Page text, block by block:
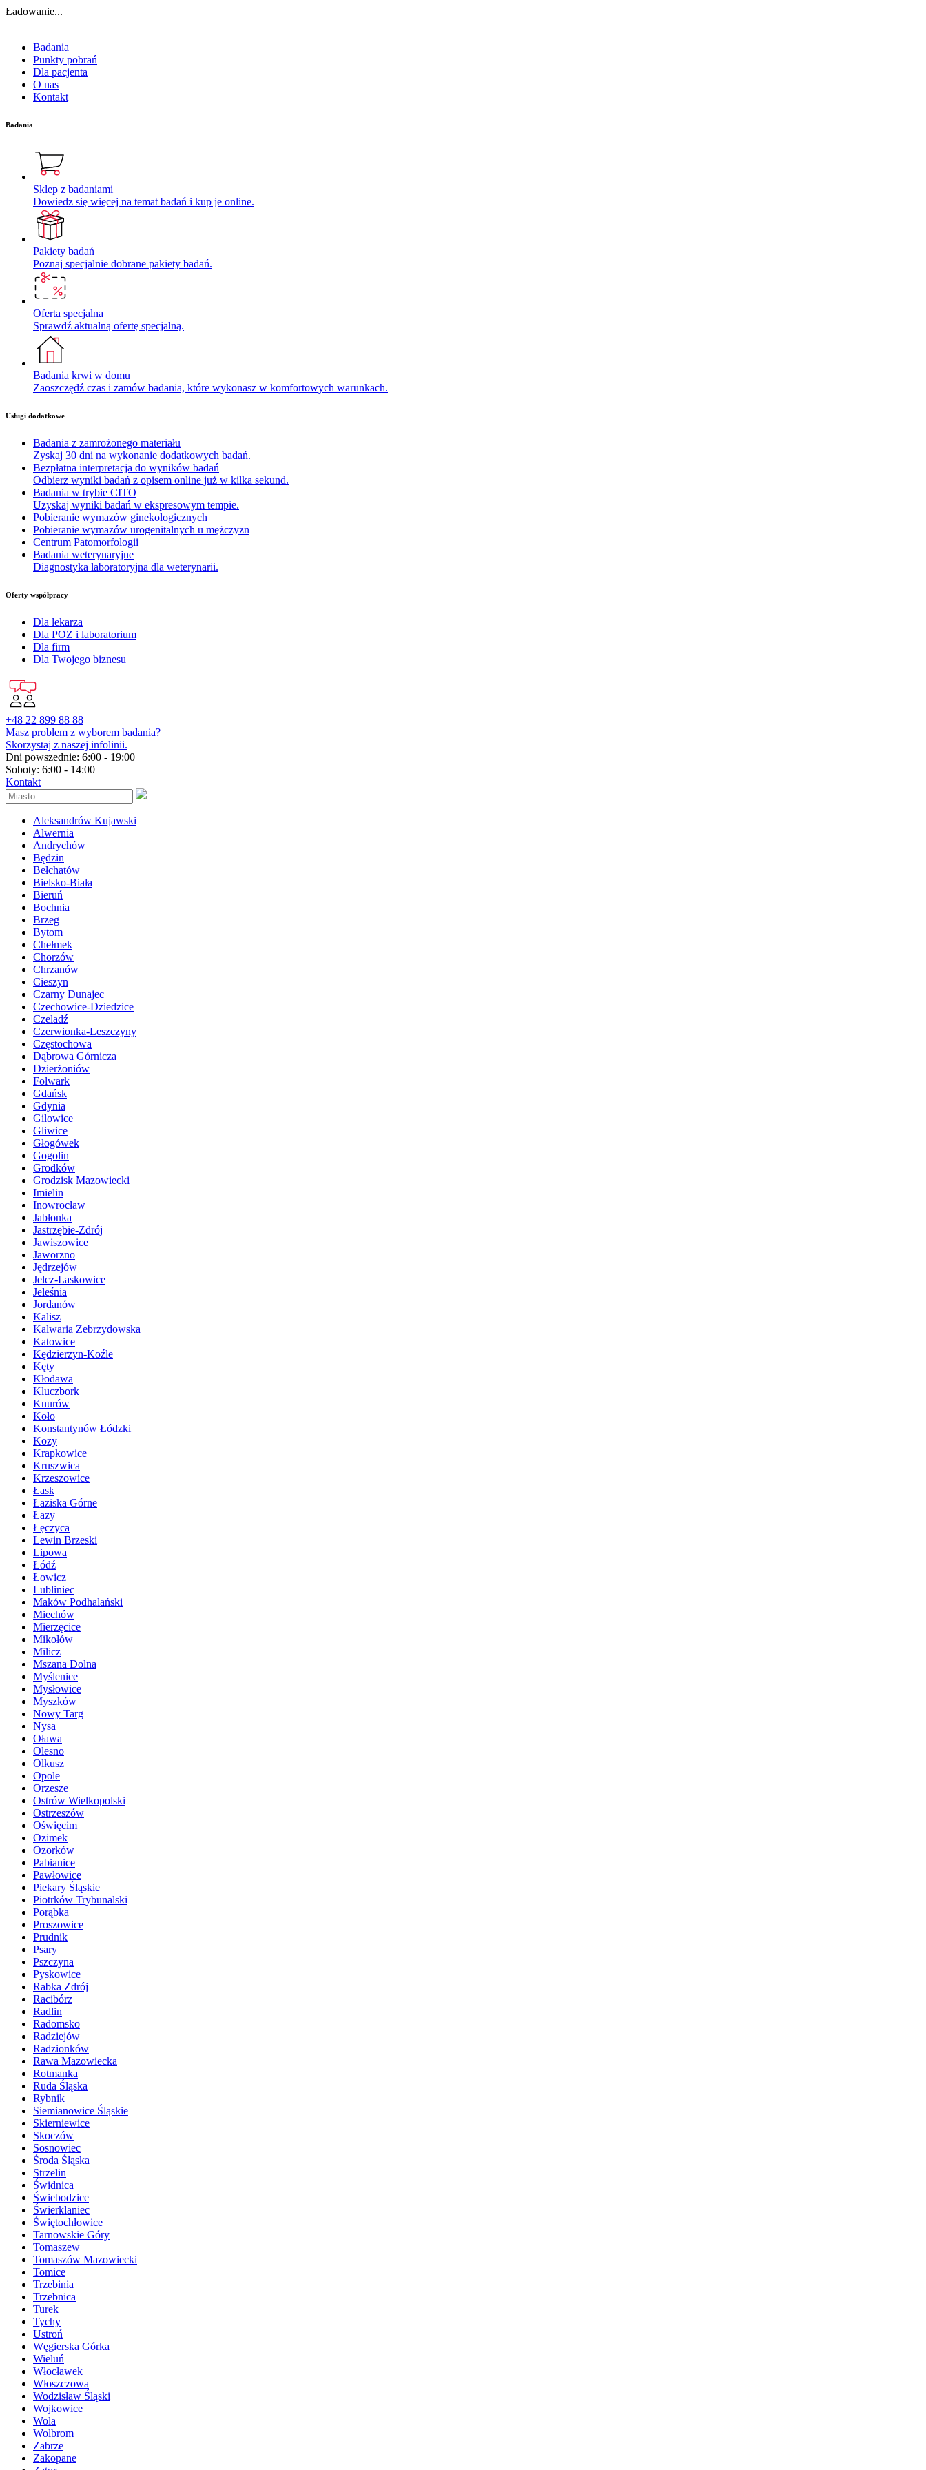
Ładowanie...
Badania
Punkty pobrań
Dla pacjenta
O nas
Kontakt
Badania
Sklep z badaniami
Dowiedz się więcej na temat badań i kup je online.
Pakiety badań
Poznaj specjalnie dobrane pakiety badań.
Oferta specjalna
Sprawdź aktualną ofertę specjalną.
Badania krwi w domu
Zaoszczędź czas i zamów badania, które wykonasz w komfortowych warunkach.
Usługi dodatkowe
Badania z zamrożonego materiału
Zyskaj 30 dni na wykonanie dodatkowych badań.
Bezpłatna interpretacja do wyników badań
Odbierz wyniki badań z opisem online już w kilka sekund.
Badania w trybie CITO
Uzyskaj wyniki badań w ekspresowym tempie.
Pobieranie wymazów ginekologicznych
Pobieranie wymazów urogenitalnych u mężczyzn
Centrum Patomorfologii
Badania weterynaryjne
Diagnostyka laboratoryjna dla weterynarii.
Oferty współpracy
Dla lekarza
Dla POZ i laboratorium
Dla firm
Dla Twojego biznesu
+48 22 899 88 88
Masz problem z wyborem badania?
Skorzystaj z naszej infolinii.
Dni powszednie: 6:00 - 19:00
Soboty: 6:00 - 14:00
Kontakt
Aleksandrów Kujawski
Alwernia
Andrychów
Będzin
Bełchatów
Bielsko-Biała
Bieruń
Bochnia
Brzeg
Bytom
Chełmek
Chorzów
Chrzanów
Cieszyn
Czarny Dunajec
Czechowice-Dziedzice
Czeladź
Czerwionka-Leszczyny
Częstochowa
Dąbrowa Górnicza
Dzierżoniów
Folwark
Gdańsk
Gdynia
Gilowice
Gliwice
Głogówek
Gogolin
Grodków
Grodzisk Mazowiecki
Imielin
Inowrocław
Jabłonka
Jastrzębie-Zdrój
Jawiszowice
Jaworzno
Jędrzejów
Jelcz-Laskowice
Jeleśnia
Jordanów
Kalisz
Kalwaria Zebrzydowska
Katowice
Kędzierzyn-Koźle
Kęty
Kłodawa
Kluczbork
Knurów
Koło
Konstantynów Łódzki
Kozy
Krapkowice
Kruszwica
Krzeszowice
Łask
Łaziska Górne
Łazy
Łęczyca
Lewin Brzeski
Lipowa
Łódź
Łowicz
Lubliniec
Maków Podhalański
Miechów
Mierzęcice
Mikołów
Milicz
Mszana Dolna
Myślenice
Mysłowice
Myszków
Nowy Targ
Nysa
Oława
Olesno
Olkusz
Opole
Orzesze
Ostrów Wielkopolski
Ostrzeszów
Oświęcim
Ozimek
Ozorków
Pabianice
Pawłowice
Piekary Śląskie
Piotrków Trybunalski
Porąbka
Proszowice
Prudnik
Psary
Pszczyna
Pyskowice
Rabka Zdrój
Racibórz
Radlin
Radomsko
Radziejów
Radzionków
Rawa Mazowiecka
Rotmanka
Ruda Śląska
Rybnik
Siemianowice Śląskie
Skierniewice
Skoczów
Sosnowiec
Środa Śląska
Strzelin
Świdnica
Świebodzice
Świerklaniec
Świętochłowice
Tarnowskie Góry
Tomaszew
Tomaszów Mazowiecki
Tomice
Trzebinia
Trzebnica
Turek
Tychy
Ustroń
Węgierska Górka
Wieluń
Włocławek
Włoszczowa
Wodzisław Śląski
Wojkowice
Wola
Wolbrom
Zabrze
Zakopane